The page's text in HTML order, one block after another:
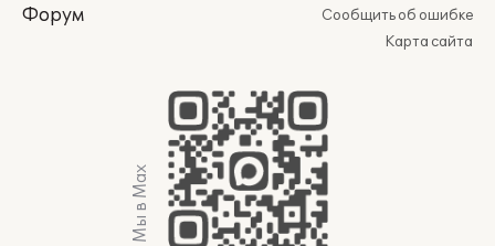
Форум
Сообщить об ошибке
Карта сайта
Мы в Max